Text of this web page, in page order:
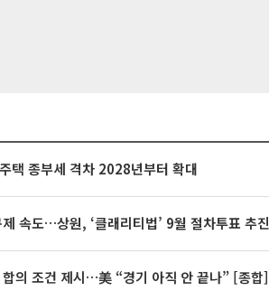
택 종부세 격차 2028년부터 확대
속도…상원, ‘클래리티법’ 9월 절차투표 추진
의 조건 제시…美 “경기 아직 안 끝나” [종합]